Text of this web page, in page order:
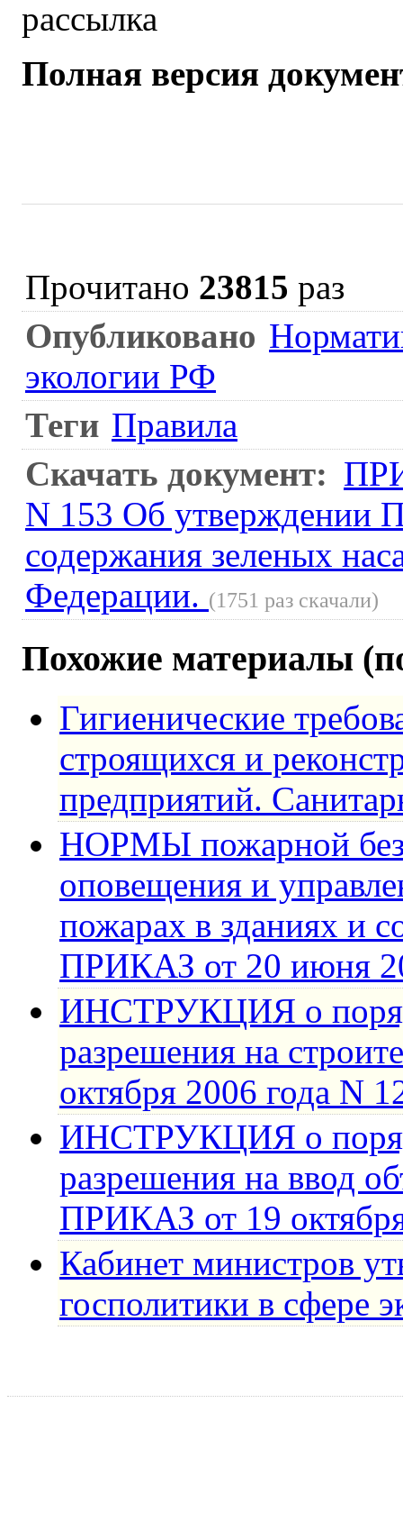
рассылка
Полная версия
Прочитано 23815 раз
Опубликовано
экологии РФ
Теги Правила
Скачать документ:
N 153 Об утверждении
содержания зеленых
Федерации. (1751 раз скачали)
Похожие материалы
Гигиенические
строящихся и
предприятий.
НОРМЫ пожарной
оповещения и
пожарах в зданиях и
ПРИКАЗ от 20 июня
ИНСТРУКЦИЯ о
разрешения на
октября 2006 года N
ИНСТРУКЦИЯ о
разрешения на ввод
ПРИКАЗ от 19
Кабинет министров
госполитики в сфере